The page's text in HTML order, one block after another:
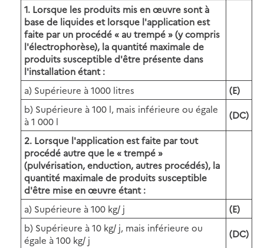
1. Lorsque les produits mis en œuvre sont à
base de liquides et lorsque l'application est
faite par un procédé « au trempé » (y compris
l'électrophorèse), la quantité maximale de
produits susceptible d'être présente dans
l'installation étant :
a) Supérieure à 1000 litres
(E)
b) Supérieure à 100 l, mais inférieure ou égale
à 1 000 l
(DC)
2. Lorsque l'application est faite par tout
procédé autre que le « trempé »
(pulvérisation, enduction, autres procédés), la
quantité maximale de produits susceptible
d'être mise en œuvre étant :
a) Supérieure à 100 kg/ j
(E)
b) Supérieure à 10 kg/ j, mais inférieure ou
égale à 100 kg/ j
(DC)